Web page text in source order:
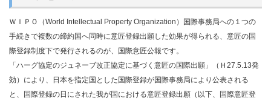
ＷＩＰＯ（World Intellectual Property Organization）国際事務局への１つの
手続きで複数の締約国へ同時に意匠登録出願した効果が得られる、意匠の国
際登録制度下で発行されるのが、国際意匠公報です。
「ハーグ協定のジュネーブ改正協定に基づく意匠の国際出願」（Ｈ27.5.13発
効）により、日本を指定国とした国際登録が国際事務局により公表される
と、国際登録の日にされた我が国における意匠登録出願（以下、国際意匠登